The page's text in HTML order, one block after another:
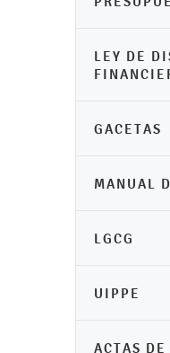
LEY DE
GACETAS
MANUAL
LGCG
UIPPE
ACTAS